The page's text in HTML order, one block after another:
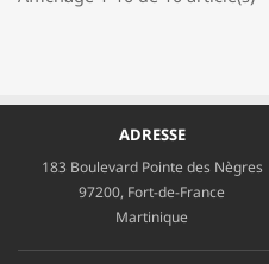
ADRESSE
183 Boulevard Pointe des Nègres
97200, Fort-de-France
Martinique